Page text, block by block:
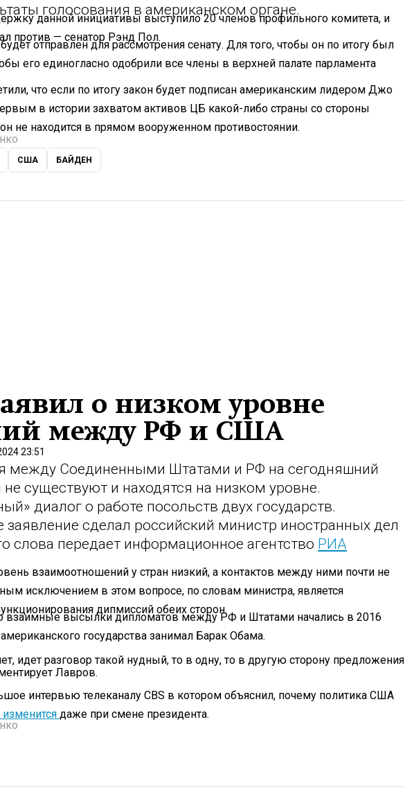
голосования в американском органе.
данной инициативы выступило 20 членов профильного комитета, и
против — сенатор Рэнд Пол.
отправлен для рассмотрения сенату. Для того, чтобы он по итогу был
его единогласно одобрили все члены в верхней палате парламента
что если по итогу закон будет подписан американским лидером Джо
в истории захватом активов ЦБ какой-либо страны со стороны
не находится в прямом вооруженном противостоянии.
США БАЙДЕН
о низком уровне
между РФ и США
23:51
между Соединенными Штатами и РФ на сегодняшний
не существуют и находятся на низком уровне.
диалог о работе посольств двух государств.
сделал российский министр иностранных дел
слова передает информационное агентство РИА
взаимоотношений у стран низкий, а контактов между ними почти не
исключением в этом вопросе, по словам министра, является
дипмиссий обеих сторон.
взаимные высылки дипломатов между РФ и Штатами начались в 2016
государства занимал Барак Обама.
идет разговор такой нудный, то в одну, то в другую сторону предложения
Лавров.
интервью телеканалу CBS в котором объяснил, почему политика США
изменится даже при смене президента.